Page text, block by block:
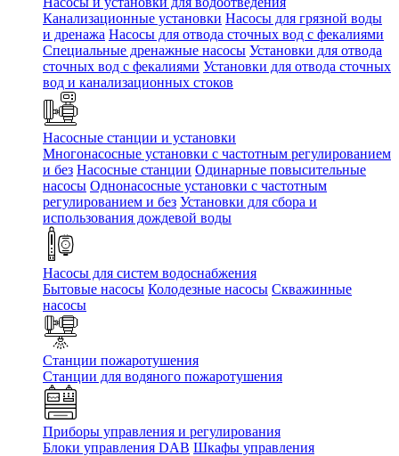
Канализационные установки Насосы для грязной воды
и дренажа Насосы для отвода сточных вод c фекалиями
Специальные дренажные насосы Установки для отвода
сточных вод c фекалиями Установки для отвода сточных
вод и канализационных стоков
Насосные станции и установки
Многонасосные установки с частотным регулированием
и без Насосные станции Одинарные повысительные
насосы Однонасосные установки с частотным
регулированием и без Установки для сбора и
использования дождевой воды
Насосы для систем водоснабжения
Бытовые насосы Колодезные насосы Скважинные
насосы
Станции пожаротушения
Станции для водяного пожаротушения
Приборы управления и регулирования
Блоки управления DAB Шкафы управления